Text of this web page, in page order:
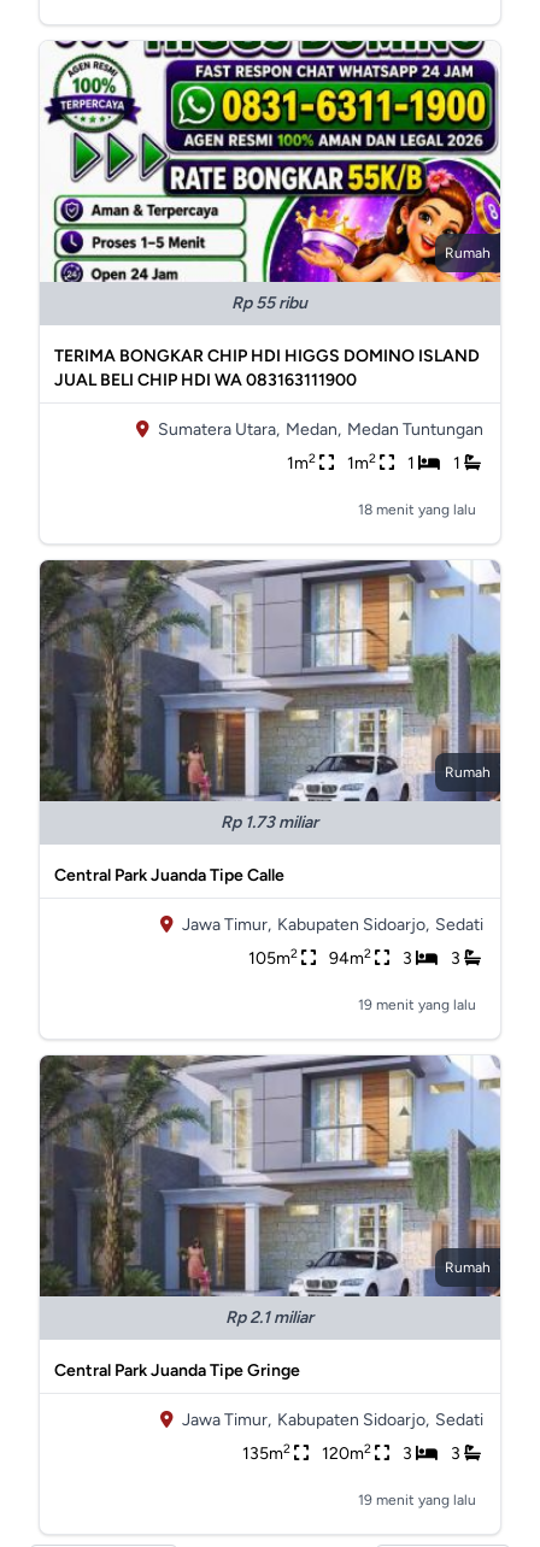
Rumah
Rp 55 ribu
TERIMA BONGKAR CHIP HDI HIGGS DOMINO ISLAND
JUAL BELI CHIP HDI WA 083163111900
Sumatera Utara, Medan, Medan Tuntungan
1m2 1m2 1 1
18 menit yang lalu
Rumah
Rp 1.73 miliar
Central Park Juanda Tipe Calle
Jawa Timur, Kabupaten Sidoarjo, Sedati
105m2 94m2 3 3
19 menit yang lalu
Rumah
Rp 2.1 miliar
Central Park Juanda Tipe Gringe
Jawa Timur, Kabupaten Sidoarjo, Sedati
135m2 120m2 3 3
19 menit yang lalu